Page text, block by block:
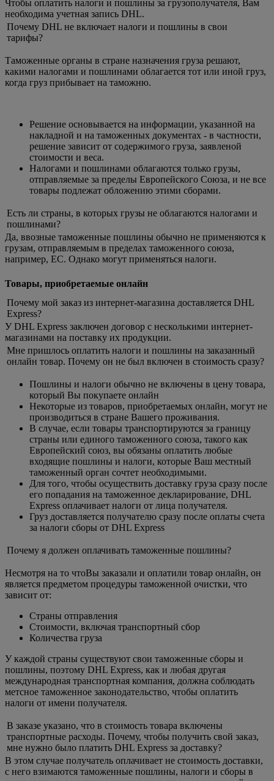
Чтобы оплатить налоги и пошлины за грузополучателя, Вам
необходима учетная запись DHL.
Почему DHL не включает налоги и пошлины в свои
тарифы?
Таможенные органы в стране назначения груза решают,
какими налогами и пошлинами облагается тот или иной груз,
когда груз прибывает на таможню.
Решение основывается на информации, указанной на
накладной и на таможенных документах - в частности,
решение зависит от содержимого груза, заявленой
стоимости и веса.
Налогами и пошлинами облагаются только грузы,
отправляемые за пределы Европейского Союза, и не все
товары подлежат обложению этими сборами.
Есть ли страны, в которых грузы не облагаются налогами и
пошлинами?
Да, ввозные таможенные пошлины обычно не применяются к
грузам, отправляемым в пределах таможенного союза,
например, ЕС. Однако могут применяться налоги.
Товары, приобретаемые онлайн
Почему мой заказ из интернет-магазина доставляется DHL
Express?
У DHL Express заключен договор с несколькими интернет-
магазинами на поставку их продукции.
Мне пришлось оплатить налоги и пошлины на заказанный
онлайн товар. Почему он не был включен в стоимость сразу?
Пошлины и налоги обычно не включены в цену товара,
который Вы покупаете онлайн
Некоторые из товаров, приобретаемых онлайн, могут не
производиться в стране Вашего проживания.
В случае, если товары транспортируются за границу
страны или единого таможенного союза, такого как
Европейский союз, вы обязаны оплатить любые
входящие пошлины и налоги, которые Ваш местный
таможенный орган сочтет необходимыми.
Для того, чтобы осуществить доставку груза сразу после
его попадания на таможенное декларирование, DHL
Express оплачивает налоги от лица получателя.
Груз доставляется получателю сразу после оплаты счета
за налоги сборы от DHL Express
Почему я должен оплачивать таможенные пошлины?
Несмотря на то чтоВы заказали и оплатили товар онлайн, он
является предметом процедуры таможенной очистки, что
зависит от:
Страны отправления
Стоимости, включая транспортный сбор
Количества груза
У каждой страны существуют свои таможенные сборы и
пошлины, поэтому DHL Express, как и любая другая
международная транспортная компания, должна соблюдать
метсное таможенное законодательство, чтобы оплатить
налоги от имени получателя.
В заказе указано, что в стоимость товара включены
транспортные расходы. Почему, чтобы получить свой заказ,
мне нужно было платить DHL Express за доставку?
В этом случае получатель оплачивает не стоимость доставки,
с него взимаются таможенные пошлины, налоги и сборы в